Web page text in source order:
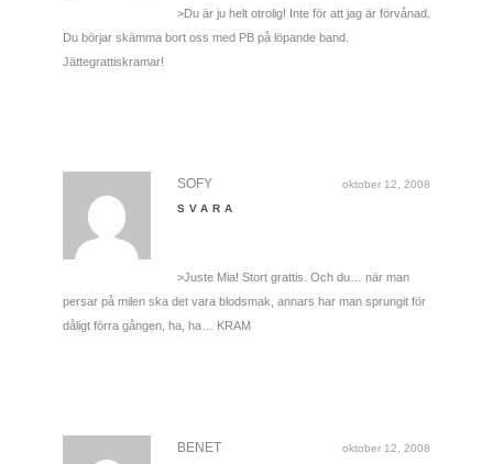
>Du är ju helt otrolig! Inte för att jag är förvånad.
Du börjar skämma bort oss med PB på löpande band.
Jättegrattiskramar!
oktober 12, 2008
SOFY
SVARA
>Juste Mia! Stort grattis. Och du… när man
persar på milen ska det vara blodsmak, annars har man sprungit för
dåligt förra gången, ha, ha… KRAM
oktober 12, 2008
BENET